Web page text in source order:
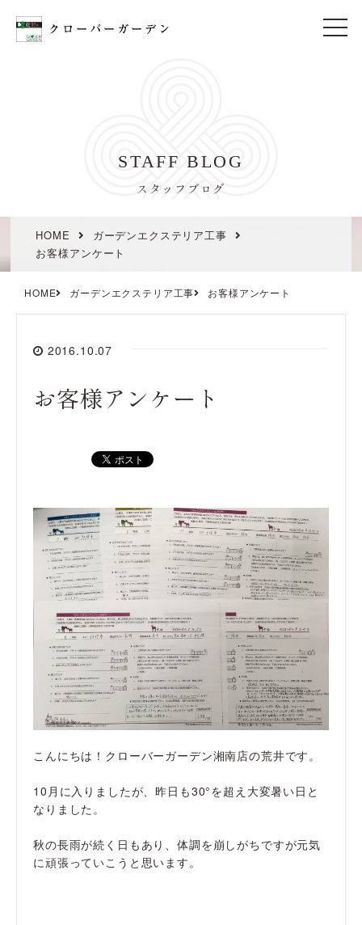
t
STAFF BLOG
スタッフブログ
HOME
ガーデンエクステリア工事
お客様アンケート
HOME ガーデンエクステリア工事 お客様アンケート
2016.10.07
お客様アンケート
こんにちは！クローバーガーデン湘南店の荒井です。
10月に入りましたが、昨日も30°を超え大変暑い日と
なりました。
秋の長雨が続く日もあり、体調を崩しがちですが元気
に頑張っていこうと思います。